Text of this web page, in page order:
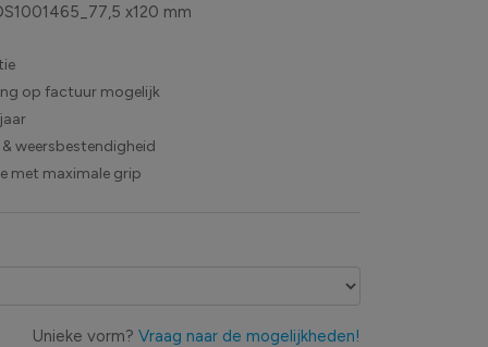
x120 mm
op factuur mogelijk
weersbestendigheid
met maximale grip
Unieke vorm? Vraag naar de mogelijkheden!